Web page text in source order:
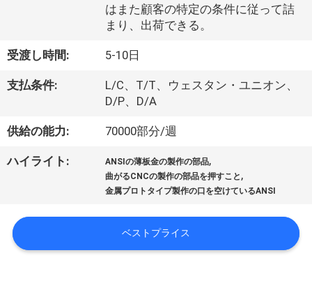
い
て
工
場
ア
ー
はまた顧客の特定の条件に従って詰
まり、出荷できる。
受渡し時間: 5-10日
支払条件:
L/C、T/T、ウェスタン・ユニオン、
D/P、D/A
供給の能力: 70000部分/週
ハイライト: ANSIの薄板金の製作の部品,
曲がるCNCの製作の部品を押すこと ,
金属プロトタイプ製作の口を空けているANSI
ベストプライス